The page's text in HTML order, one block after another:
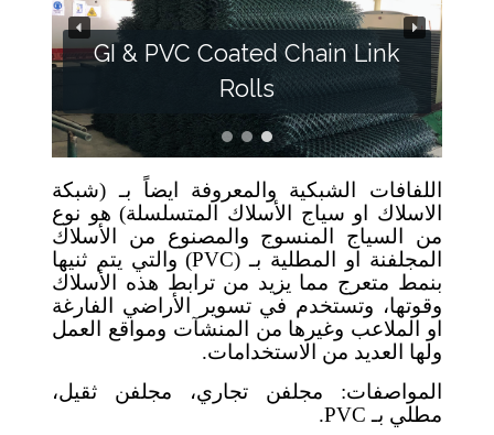
GI & PVC Coated Chain Link
Rolls
اللفافات الشبكية والمعروفة ايضاً بـ (شبكة
الاسلاك او سياج الأسلاك المتسلسلة) هو نوع
من السياج المنسوج والمصنوع من الأسلاك
المجلفنة او المطلية بـ (PVC
) والتي يتم ثنيها
بنمط متعرج مما يزيد من ترابط هذه الأسلاك
وقوتها، وتستخدم في تسوير الأراضي الفارغة
او الملاعب وغيرها من المنشآت ومواقع العمل
ولها العديد من الاستخدامات.
المواصفات: مجلفن تجاري، مجلفن ثقيل،
مطلي بـ PVC
.